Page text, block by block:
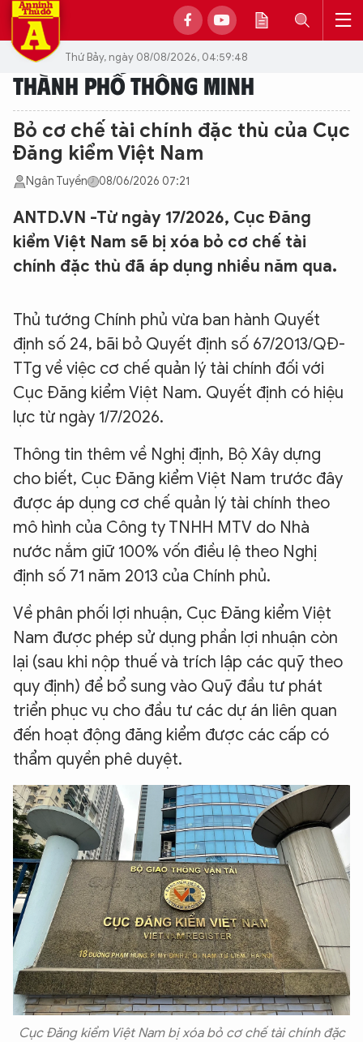
Thứ Bảy, ngày 08/08/2026, 04:59:48
THÀNH PHỐ THÔNG MINH
Bỏ cơ chế tài chính đặc thù của Cục
Đăng kiểm Việt Nam
Ngân Tuyền 08/06/2026 07:21
ANTD.VN -Từ ngày 17/2026, Cục Đăng
kiểm Việt Nam sẽ bị xóa bỏ cơ chế tài
chính đặc thù đã áp dụng nhiều năm qua.
Thủ tướng Chính phủ vừa ban hành Quyết
định số 24, bãi bỏ Quyết định số 67/2013/QĐ-
TTg về việc cơ chế quản lý tài chính đối với
Cục Đăng kiểm Việt Nam. Quyết định có hiệu
lực từ ngày 1/7/2026.
Thông tin thêm về Nghị định, Bộ Xây dựng
cho biết, Cục Đăng kiểm Việt Nam trước đây
được áp dụng cơ chế quản lý tài chính theo
mô hình của Công ty TNHH MTV do Nhà
nước nắm giữ 100% vốn điều lệ theo Nghị
định số 71 năm 2013 của Chính phủ.
Về phân phối lợi nhuận, Cục Đăng kiểm Việt
Nam được phép sử dụng phần lợi nhuận còn
lại (sau khi nộp thuế và trích lập các quỹ theo
quy định) để bổ sung vào Quỹ đầu tư phát
triển phục vụ cho đầu tư các dự án liên quan
đến hoạt động đăng kiểm được các cấp có
thẩm quyền phê duyệt.
Cục Đăng kiểm Việt Nam bị xóa bỏ cơ chế tài chính đặc